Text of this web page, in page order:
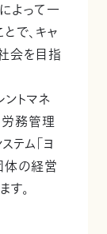
よって一
で、キャ
会を目指
トマネ
労務管理
テム「ヨ
体の経営
。